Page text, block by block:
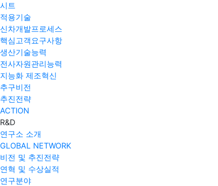
시트
적용기술
신차개발프로세스
핵심고객요구사항
생산기술능력
전사자원관리능력
지능화 제조혁신
추구비전
추진전략
ACTION
R&D
연구소 소개
GLOBAL NETWORK
비전 및 추진전략
연혁 및 수상실적
연구분야